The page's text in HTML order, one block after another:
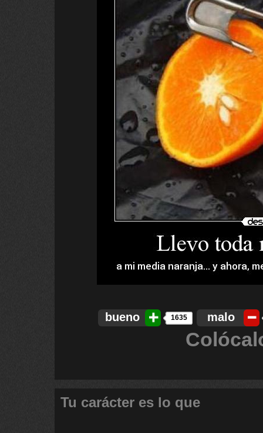
bueno 1635 malo
Tu carácter es lo que